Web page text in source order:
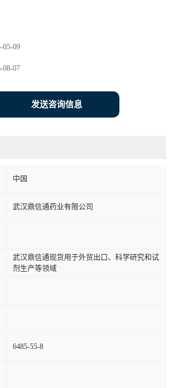
05-09
08-07
发送咨询信息
中国
武汉鼎信通药业有限公司
武汉鼎信通现货用于外贸出口、科学研究和试
剂生产等领域
6485-55-8